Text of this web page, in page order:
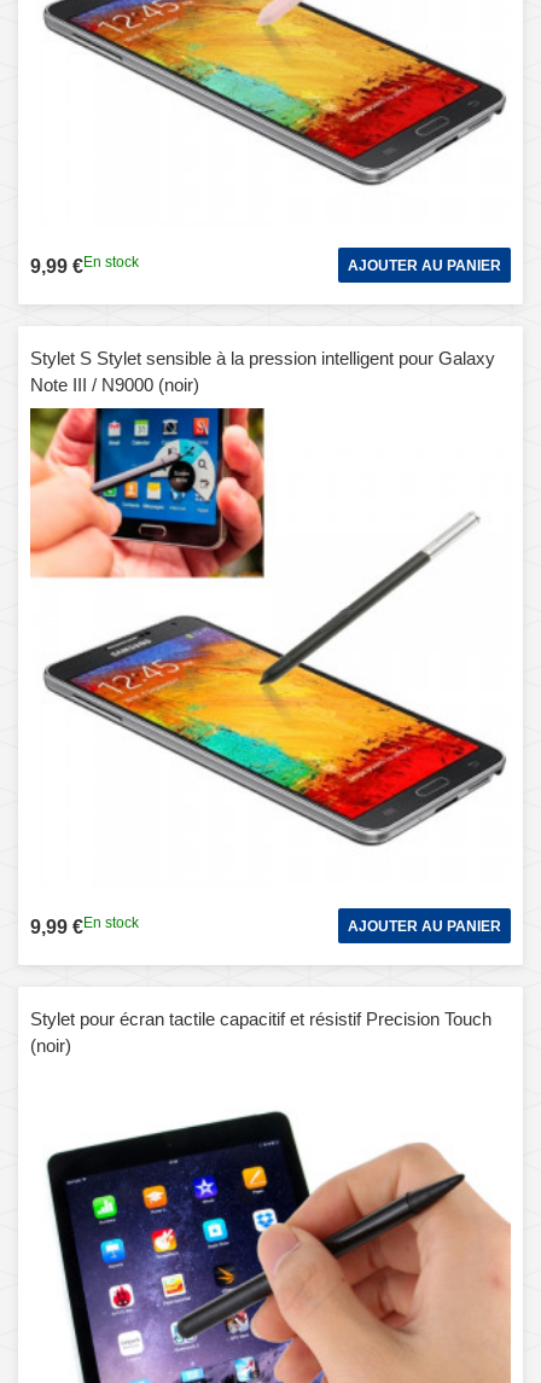
9,99 €En stock AJOUTER AU PANIER
Stylet S Stylet sensible à la pression intelligent pour Galaxy
Note III / N9000 (noir)
9,99 €En stock AJOUTER AU PANIER
Stylet pour écran tactile capacitif et résistif Precision Touch
(noir)